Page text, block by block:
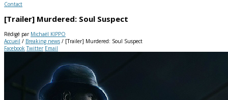
Contact
[Trailer] Murdered: Soul Suspect
Rédigé par Michaël KIPPO
Accueil / Breaking news / [Trailer] Murdered: Soul Suspect
Facebook Twitter Email